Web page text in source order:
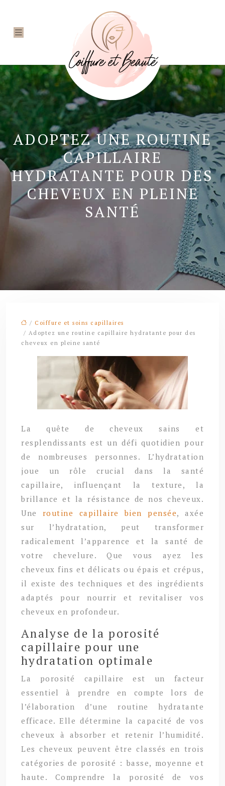
ADOPTEZ UNE ROUTINE
CAPILLAIRE
HYDRATANTE POUR DES
CHEVEUX EN PLEINE
SANTÉ
/ Coiffure et soins capillaires
/ Adoptez une routine capillaire hydratante pour des
cheveux en pleine santé
La quête de cheveux sains et
resplendissants est un défi quotidien pour
de nombreuses personnes. L’hydratation
joue un rôle crucial dans la santé
capillaire, influençant la texture, la
brillance et la résistance de nos cheveux.
Une routine capillaire bien pensée, axée
sur l’hydratation, peut transformer
radicalement l’apparence et la santé de
votre chevelure. Que vous ayez les
cheveux fins et délicats ou épais et crépus,
il existe des techniques et des ingrédients
adaptés pour nourrir et revitaliser vos
cheveux en profondeur.
Analyse de la porosité
capillaire pour une
hydratation optimale
La porosité capillaire est un facteur
essentiel à prendre en compte lors de
l’élaboration d’une routine hydratante
efficace. Elle détermine la capacité de vos
cheveux à absorber et retenir l’humidité.
Les cheveux peuvent être classés en trois
catégories de porosité : basse, moyenne et
haute. Comprendre la porosité de vos